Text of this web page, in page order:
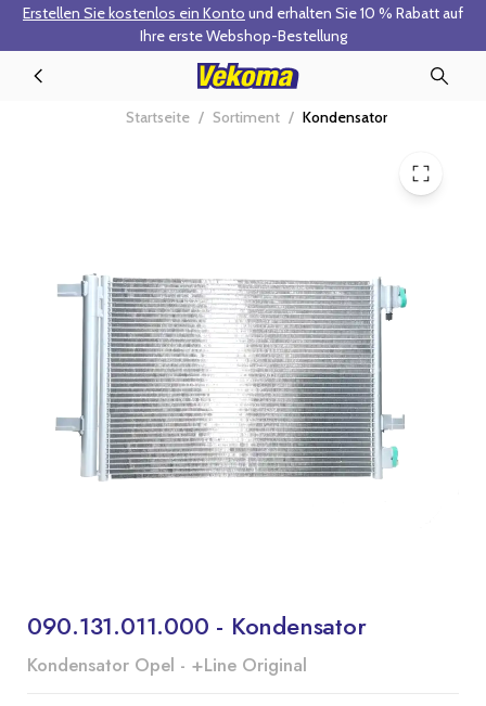
Zum Hauptinhalt springen
Erstellen Sie kostenlos ein Konto und erhalten Sie 10 % Rabatt auf
Ihre erste Webshop-Bestellung
090.131.011.000 - Kondensator
Startseite / Sortiment / Kondensator
090.131.011.000 - Kondensator
Kondensator Opel - +Line Original